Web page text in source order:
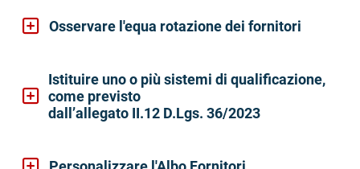
Osservare l'equa rotazione dei fornitori
Istituire uno o più sistemi di qualificazione,
come previsto
dall’allegato II.12 D.Lgs. 36/2023